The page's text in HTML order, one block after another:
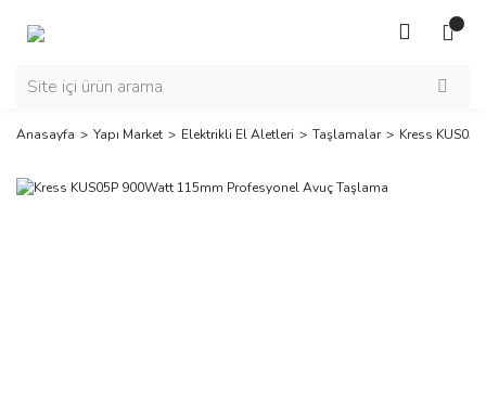
Anasayfa Yapı Market Elektrikli El Aletleri Taşlamalar Kress